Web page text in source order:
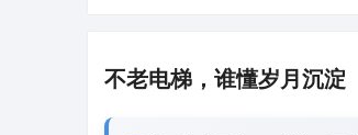
不老电梯，谁懂岁月沉淀